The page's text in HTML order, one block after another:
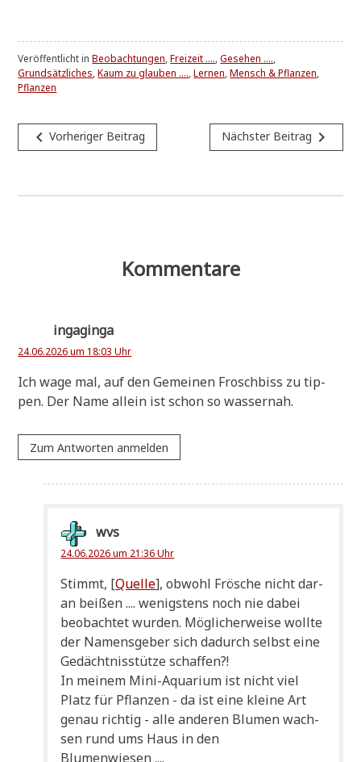
Veröffentlicht inBeobachtungen,Freizeit ....,Gesehen ....,
Grundsätzliches,Kaum zu glauben ....,Lernen,Mensch & Pflanzen,
Pflanzen
Beitragsnavigation
navigate_beforeVorheriger Beitrag Nächster Beitrag navigate_next
Kommentare
ingaginga
24.06.2026 um 18:03 Uhr
Ich wage mal, auf den Gemei­nen Frosch­biss zu tip­
pen. Der Name allein ist schon so wassernah.
Zum Antworten anmelden
wvs
24.06.2026 um 21:36 Uhr
Stimmt, [Quel­le], obwohl Frö­sche nicht dar­
an bei­ßen .... wenig­stens noch nie dabei
beob­ach­tet wur­den. Mög­li­cher­wei­se woll­te
der Namens­ge­ber sich dadurch selbst eine
Gedächt­nis­stüt­ze schaffen?!
In mei­nem Mini-Aqua­ri­um ist nicht viel
Platz für Pflan­zen - da ist eine klei­ne Art
genau rich­tig - alle ande­ren Blu­men wach­
sen rund ums Haus in den
Blumenwiesen ....